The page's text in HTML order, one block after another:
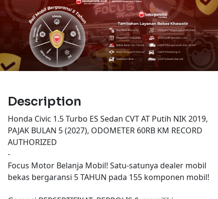
Description
Honda Civic 1.5 Turbo ES Sedan CVT AT Putih NIK 2019,
PAJAK BULAN 5 (2027), ODOMETER 60RB KM RECORD
AUTHORIZED
-
Focus Motor Belanja Mobil! Satu-satunya dealer mobil
bekas bergaransi 5 TAHUN pada 155 komponen mobil!